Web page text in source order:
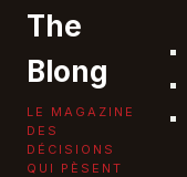
The
Blong
LE MAGAZINE
DES
DÉCISIONS
QUI PÈSENT